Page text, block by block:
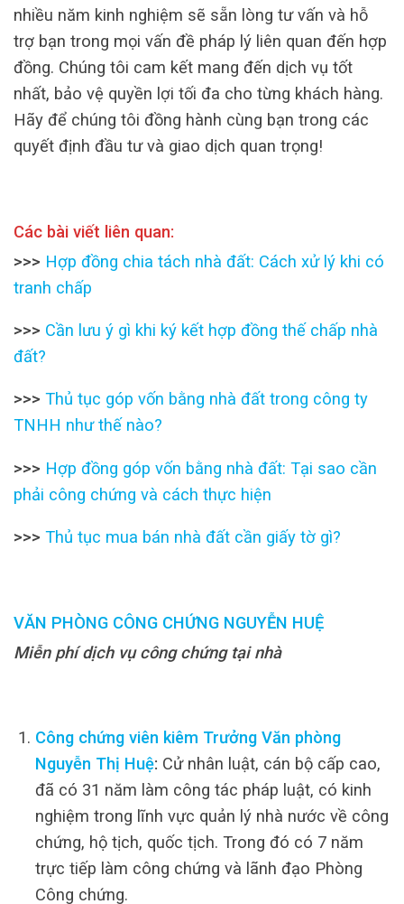
nhiều năm kinh nghiệm sẽ sẵn lòng tư vấn và hỗ
trợ bạn trong mọi vấn đề pháp lý liên quan đến hợp
đồng. Chúng tôi cam kết mang đến dịch vụ tốt
nhất, bảo vệ quyền lợi tối đa cho từng khách hàng.
Hãy để chúng tôi đồng hành cùng bạn trong các
quyết định đầu tư và giao dịch quan trọng!
Các bài viết liên quan:
>>> Hợp đồng chia tách nhà đất: Cách xử lý khi có
tranh chấp
>>> Cần lưu ý gì khi ký kết hợp đồng thế chấp nhà
đất?
>>> Thủ tục góp vốn bằng nhà đất trong công ty
TNHH như thế nào?
>>> Hợp đồng góp vốn bằng nhà đất: Tại sao cần
phải công chứng và cách thực hiện
>>> Thủ tục mua bán nhà đất cần giấy tờ gì?
VĂN PHÒNG CÔNG CHỨNG NGUYỄN HUỆ
Miễn phí dịch vụ công chứng tại nhà
Công chứng viên kiêm Trưởng Văn phòng
Nguyễn Thị Huệ: Cử nhân luật, cán bộ cấp cao,
đã có 31 năm làm công tác pháp luật, có kinh
nghiệm trong lĩnh vực quản lý nhà nước về công
chứng, hộ tịch, quốc tịch. Trong đó có 7 năm
trực tiếp làm công chứng và lãnh đạo Phòng
Công chứng.